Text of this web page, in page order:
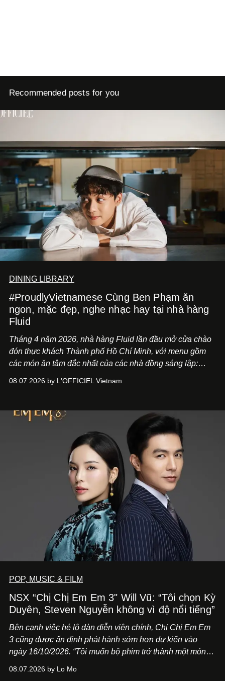
Recommended posts for you
DINING LIBRARY
#ProudlyVietnamese Cùng Ben Phạm ăn
ngon, mặc đẹp, nghe nhạc hay tại nhà hàng
Fluid
Tháng 4 năm 2026, nhà hàng Fluid lần đầu mở cửa chào
đón thực khách Thành phố Hồ Chí Minh, với menu gồm
các món ăn tâm đắc nhất của các nhà đồng sáng lập:
món ăn đa dạng từ Á đến Âu nhanh chóng được yêu thích
mang đến niềm vui cho thực khách.
08.07.2026 by L'OFFICIEL Vietnam
POP, MUSIC & FILM
NSX “Chị Chị Em Em 3" Will Vũ: “Tôi chọn Kỳ
Duyên, Steven Nguyễn không vì độ nổi tiếng”
Bên cạnh việc hé lộ dàn diễn viên chính, Chị Chị Em Em
3 cũng được ấn định phát hành sớm hơn dự kiến vào
ngày 16/10/2026. “Tôi muốn bộ phim trở thành một món
Việt Nam”, NSX Will Vũ cho biết.
08.07.2026 by Lo Mo